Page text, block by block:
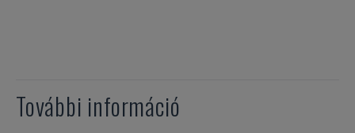
További információ